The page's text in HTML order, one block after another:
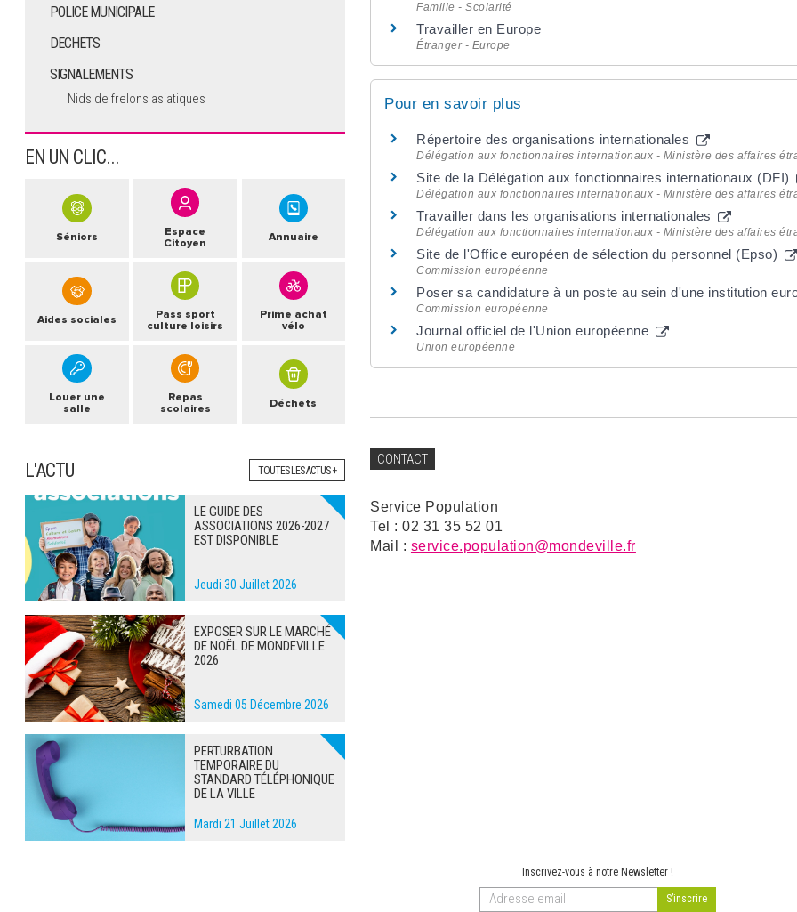
Famille - Scolarité
Travailler en Europe
Étranger - Europe
Pour en savoir plus
Répertoire des organisations internationales
Délégation aux fonctionnaires internationaux - Ministère des affaires
Site de la Délégation aux fonctionnaires internationaux (DFI)
Délégation aux fonctionnaires internationaux - Ministère des affaires
Travailler dans les organisations internationales
Délégation aux fonctionnaires internationaux - Ministère des affaires
Site de l'Office européen de sélection du personnel (Epso)
Commission européenne
Poser sa candidature à un poste au sein d'une institution
Commission européenne
Journal officiel de l'Union européenne
Union européenne
CONTACT
Service Population
Tel : 02 31 35 52 01
Mail : service.population@mondeville.fr
POLICE MUNICIPALE
DECHETS
SIGNALEMENTS
Nids de frelons asiatiques
EN UN CLIC...
Séniors
Espace
Citoyen
Annuaire
Aides sociales
Pass sport
culture loisirs
Prime achat
vélo
Louer une
salle
Repas
scolaires
Déchets
L'ACTU TOUTES LES ACTUS +
LE GUIDE DES
ASSOCIATIONS 2026-2027
EST DISPONIBLE
Jeudi 30 Juillet 2026
EXPOSER SUR LE MARCHÉ
DE NOËL DE MONDEVILLE
2026
Samedi 05 Décembre 2026
PERTURBATION
TEMPORAIRE DU
STANDARD TÉLÉPHONIQUE
DE LA VILLE
Mardi 21 Juillet 2026
Inscrivez-vous à notre Newsletter !